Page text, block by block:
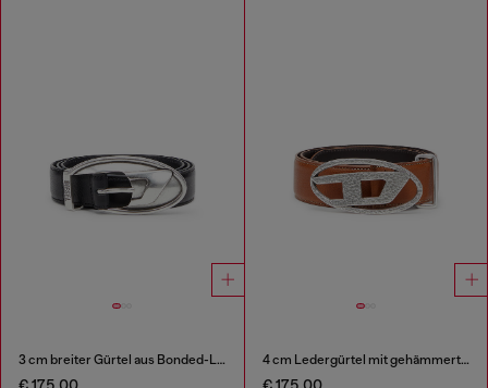
3 cm breiter Gürtel aus Bonded-Leder 4 cm Ledergürtel mit gehämmerter Oval D-Schließe